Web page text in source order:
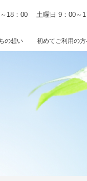
の想い 初めてご利用の
18：00 土曜日 9：00～